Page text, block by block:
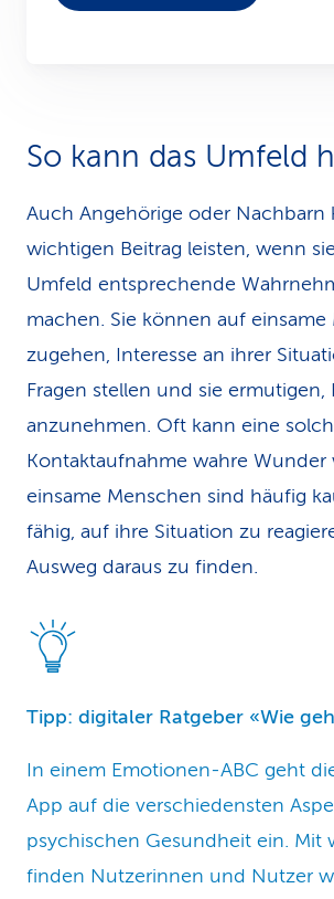
So kann das Umfeld
Auch Angehörige oder Nachbarn
wichtigen Beitrag leisten, wenn
Umfeld entsprechende
machen. Sie können auf einsame
zugehen, Interesse an ihrer
Fragen stellen und sie ermutigen,
anzunehmen. Oft kann eine
Kontaktaufnahme wahre Wunder
einsame Menschen sind häufig
fähig, auf ihre Situation zu
Ausweg daraus zu finden.
Tipp: digitaler Ratgeber «Wie
In einem Emotionen-ABC geht
App auf die verschiedensten
psychischen Gesundheit ein. Mit
finden Nutzerinnen und Nutzer